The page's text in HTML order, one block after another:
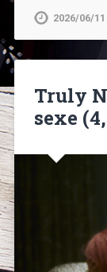
2026/06/11
Truly
sexe